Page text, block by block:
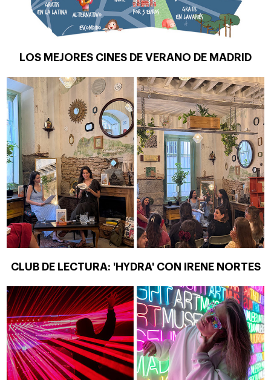
LOS MEJORES CINES DE VERANO DE MADRID
CLUB DE LECTURA: 'HYDRA' CON IRENE NORTES